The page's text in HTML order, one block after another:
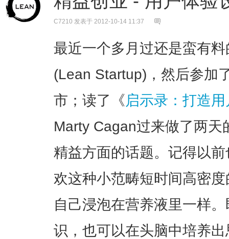
C7210 发表于 2012-10-14 11:37
最近一个多月过还是蛮有
(Lean Startup)，然后参加
市；读了《启示录：打造
Marty Cagan过来做了两
精益方面的话题。记得以前
欢这种小范畴短时间高密
自己浸泡在营养液里一样
识，也可以在头脑中培养